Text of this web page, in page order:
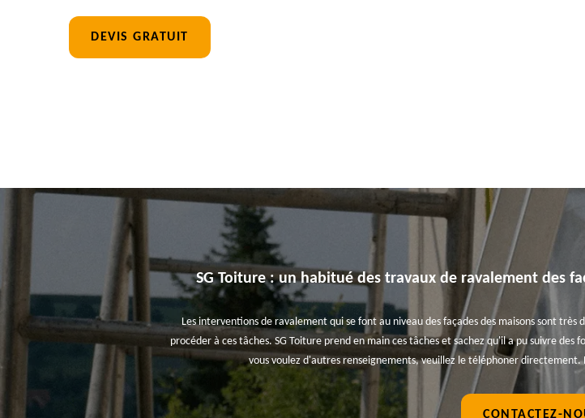
DEVIS GRATUIT
SG Toiture : un habitué des travaux de ravalement des
Les interventions de ravalement qui se font au niveau des façades des maisons sont
procéder à ces tâches. SG Toiture prend en main ces tâches et sachez qu'il a pu suivre
vous voulez d'autres renseignements, veuillez le téléphoner
CONTACTEZ-